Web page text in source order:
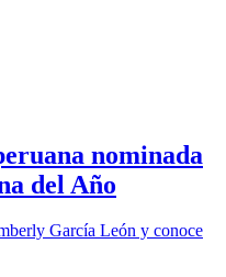
nominada
del Año
García León y conoce